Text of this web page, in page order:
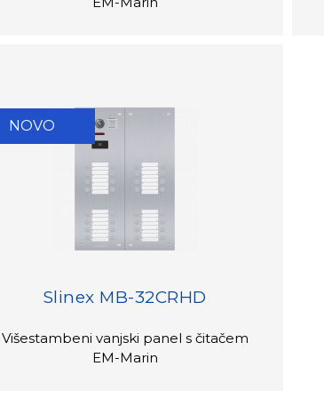
NOVO
Slinex MB-32CRHD
Višestambeni vanjski panel s čitačem
EM-Marin